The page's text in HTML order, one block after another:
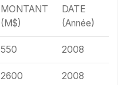
MONTANT
(M$)
DATE
(Année)
550 2008
2600 2008